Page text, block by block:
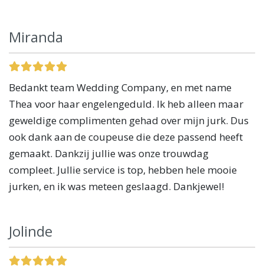
Miranda
Bedankt team Wedding Company, en met name
Thea voor haar engelengeduld. Ik heb alleen maar
geweldige complimenten gehad over mijn jurk. Dus
ook dank aan de coupeuse die deze passend heeft
gemaakt. Dankzij jullie was onze trouwdag
compleet. Jullie service is top, hebben hele mooie
jurken, en ik was meteen geslaagd. Dankjewel!
Jolinde